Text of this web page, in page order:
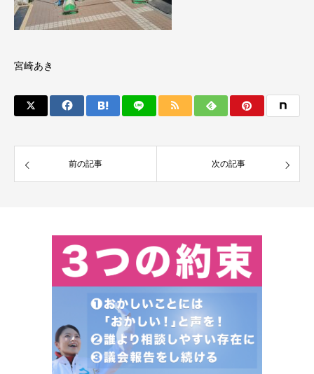
宮崎あき
前の記事 次の記事